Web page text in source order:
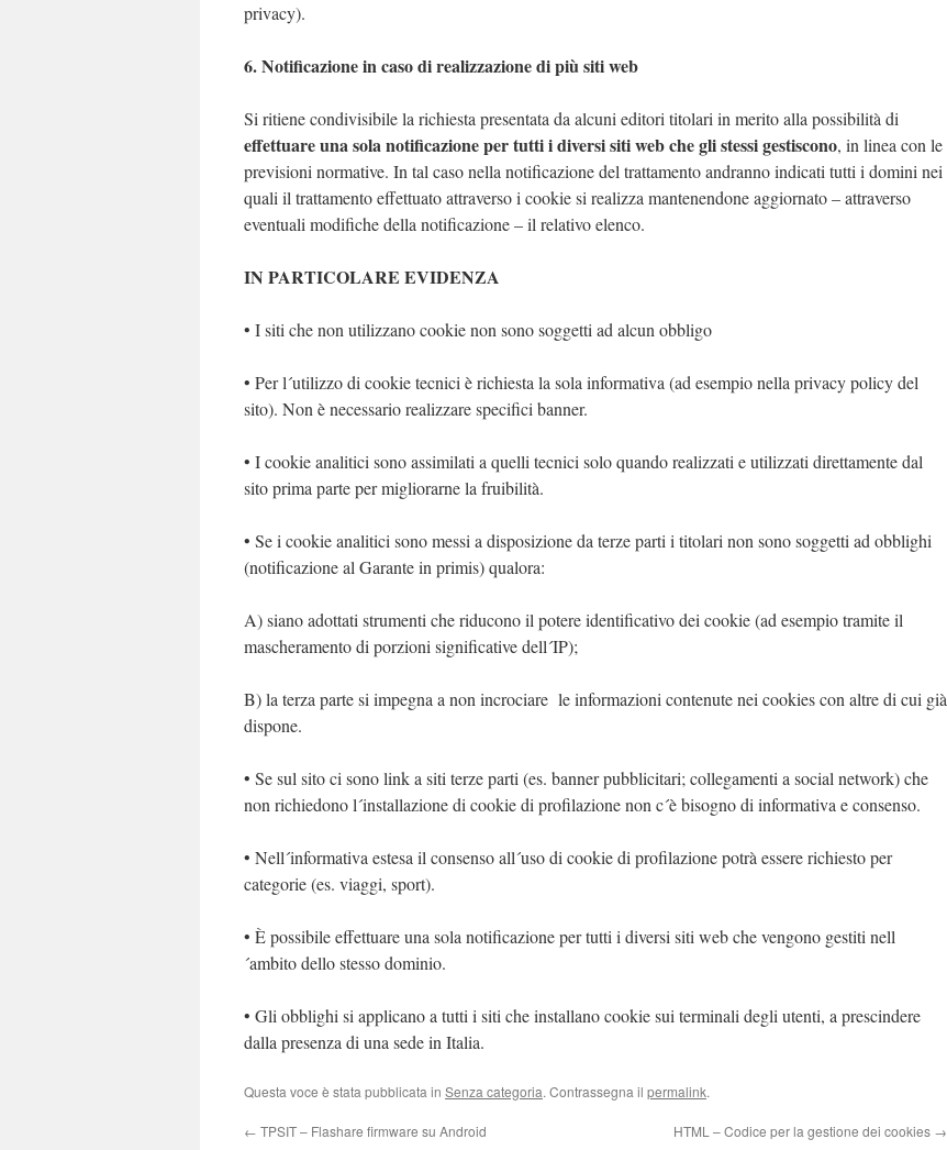
privacy).
6. Notificazione in caso di realizzazione di più siti web
Si ritiene condivisibile la richiesta presentata da alcuni editori titolari in merito alla possibilità di
effettuare una sola notificazione per tutti i diversi siti web che gli stessi gestiscono, in linea con le
previsioni normative. In tal caso nella notificazione del trattamento andranno indicati tutti i domini nei
quali il trattamento effettuato attraverso i cookie si realizza mantenendone aggiornato – attraverso
eventuali modifiche della notificazione – il relativo elenco.
IN PARTICOLARE EVIDENZA
• I siti che non utilizzano cookie non sono soggetti ad alcun obbligo
• Per l´utilizzo di cookie tecnici è richiesta la sola informativa (ad esempio nella privacy policy del
sito). Non è necessario realizzare specifici banner.
• I cookie analitici sono assimilati a quelli tecnici solo quando realizzati e utilizzati direttamente dal
sito prima parte per migliorarne la fruibilità.
• Se i cookie analitici sono messi a disposizione da terze parti i titolari non sono soggetti ad obblighi
(notificazione al Garante in primis) qualora:
A) siano adottati strumenti che riducono il potere identificativo dei cookie (ad esempio tramite il
mascheramento di porzioni significative dell´IP);
B) la terza parte si impegna a non incrociare le informazioni contenute nei cookies con altre di cui già
dispone.
• Se sul sito ci sono link a siti terze parti (es. banner pubblicitari; collegamenti a social network) che
non richiedono l´installazione di cookie di profilazione non c´è bisogno di informativa e consenso.
• Nell´informativa estesa il consenso all´uso di cookie di profilazione potrà essere richiesto per
categorie (es. viaggi, sport).
• È possibile effettuare una sola notificazione per tutti i diversi siti web che vengono gestiti nell
´ambito dello stesso dominio.
• Gli obblighi si applicano a tutti i siti che installano cookie sui terminali degli utenti, a prescindere
dalla presenza di una sede in Italia.
Questa voce è stata pubblicata in Senza categoria. Contrassegna il permalink.
← TPSIT – Flashare firmware su Android HTML – Codice per la gestione dei cookies →